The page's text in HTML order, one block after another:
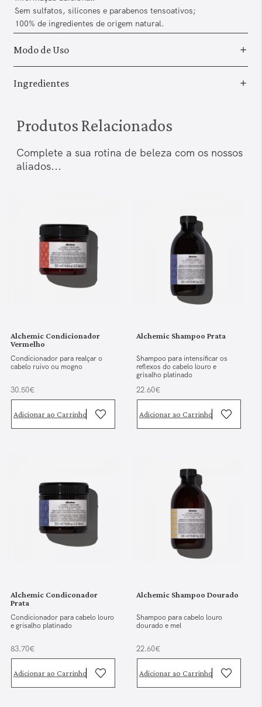
Sem sulfatos, silicones e parabenos tensoativos;
100% de ingredientes de origem natural.
Modo de Uso
Ingredientes
Produtos Relacionados
Complete a sua rotina de beleza com os nossos
aliados...
Alchemic Condicionador
Vermelho
Condicionador para realçar o
cabelo ruivo ou mogno
30.50€
Adicionar ao Carrinho
Alchemic Shampoo Prata
Shampoo para intensificar os
reflexos do cabelo louro e
grisalho platinado
22.60€
Adicionar ao Carrinho
Alchemic Condiconador
Prata
Condicionador para cabelo louro
e grisalho platinado
83.70€
Adicionar ao Carrinho
Alchemic Shampoo Dourado
Shampoo para cabelo louro
dourado e mel
22.60€
Adicionar ao Carrinho